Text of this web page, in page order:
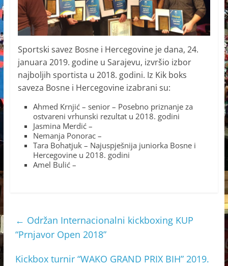
Sportski savez Bosne i Hercegovine je dana, 24.
januara 2019. godine u Sarajevu, izvršio izbor
najboljih sportista u 2018. godini. Iz Kik boks
saveza Bosne i Hercegovine izabrani su:
Ahmed Krnjić – senior – Posebno priznanje za
ostvareni vrhunski rezultat u 2018. godini
Jasmina Merdić –
Nemanja Ponorac –
Tara Bohatjuk – Najuspješnija juniorka Bosne i
Hercegovine u 2018. godini
Amel Bulić –
← Održan Internacionalni kickboxing KUP
“Prnjavor Open 2018”
Kickbox turnir “WAKO GRAND PRIX BIH” 2019.